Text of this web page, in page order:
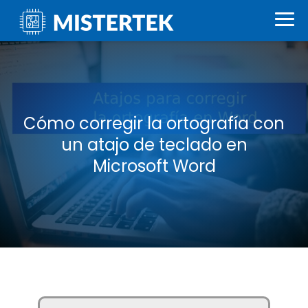
Cómo corregir la ortografía con
un atajo de teclado en
Microsoft Word